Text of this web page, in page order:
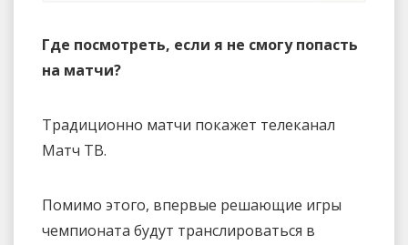
Где посмотреть, если я не смогу попасть
на матчи?
Традиционно матчи покажет телеканал
Матч ТВ.
Помимо этого, впервые решающие игры
чемпионата будут транслироваться в